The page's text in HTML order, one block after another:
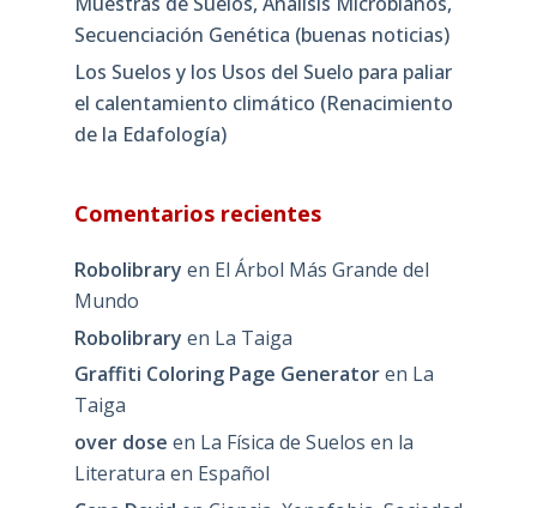
Secuenciación Genética (buenas noticias)
Los Suelos y los Usos del Suelo para paliar
el calentamiento climático (Renacimiento
de la Edafología)
Comentarios recientes
Robolibrary en El Árbol Más Grande del
Mundo
Robolibrary en La Taiga
Graffiti Coloring Page Generatoren La
Taiga
over dose en La Física de Suelos en la
Literatura en Español